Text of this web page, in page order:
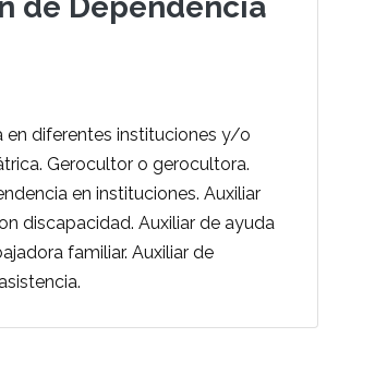
en diferentes instituciones y/o
Gerocultor o gerocultora.
en instituciones. Auxiliar
discapacidad. Auxiliar de ayuda
familiar. Auxiliar de